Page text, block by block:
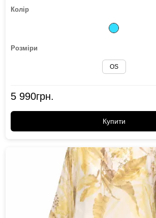
Колір
Розміри
OS
5 990грн.
Купити